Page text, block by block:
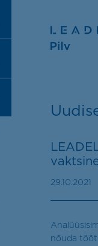
29.10.2021
nõuda